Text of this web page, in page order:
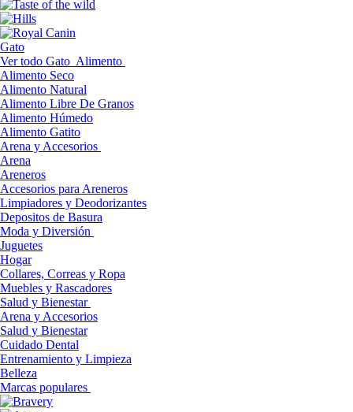
Gato
Ver todo Gato Alimento
Alimento Seco
Alimento Natural
Alimento Libre De Granos
Alimento Húmedo
Alimento Gatito
Arena y Accesorios
Arena
Areneros
Accesorios para Areneros
Limpiadores y Deodorizantes
Depositos de Basura
Moda y Diversión
Juguetes
Hogar
Collares, Correas y Ropa
Muebles y Rascadores
Salud y Bienestar
Arena y Accesorios
Salud y Bienestar
Cuidado Dental
Entrenamiento y Limpieza
Belleza
Marcas populares